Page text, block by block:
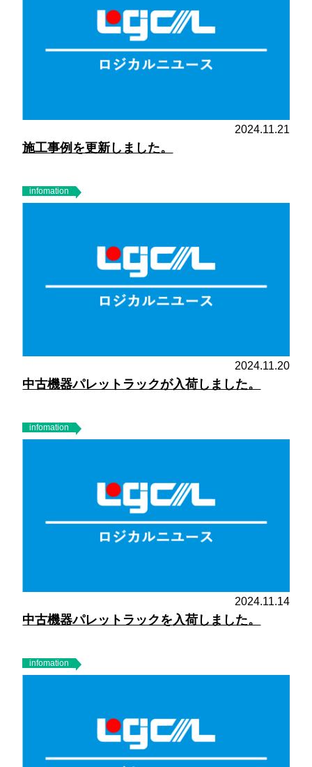
2024.11.21
施工事例を更新しました。
infomation
2024.11.20
中古機器パレットラックが入荷しました。
infomation
2024.11.14
中古機器パレットラックを入荷しました。
infomation